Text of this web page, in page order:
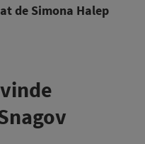
de Simona Halep